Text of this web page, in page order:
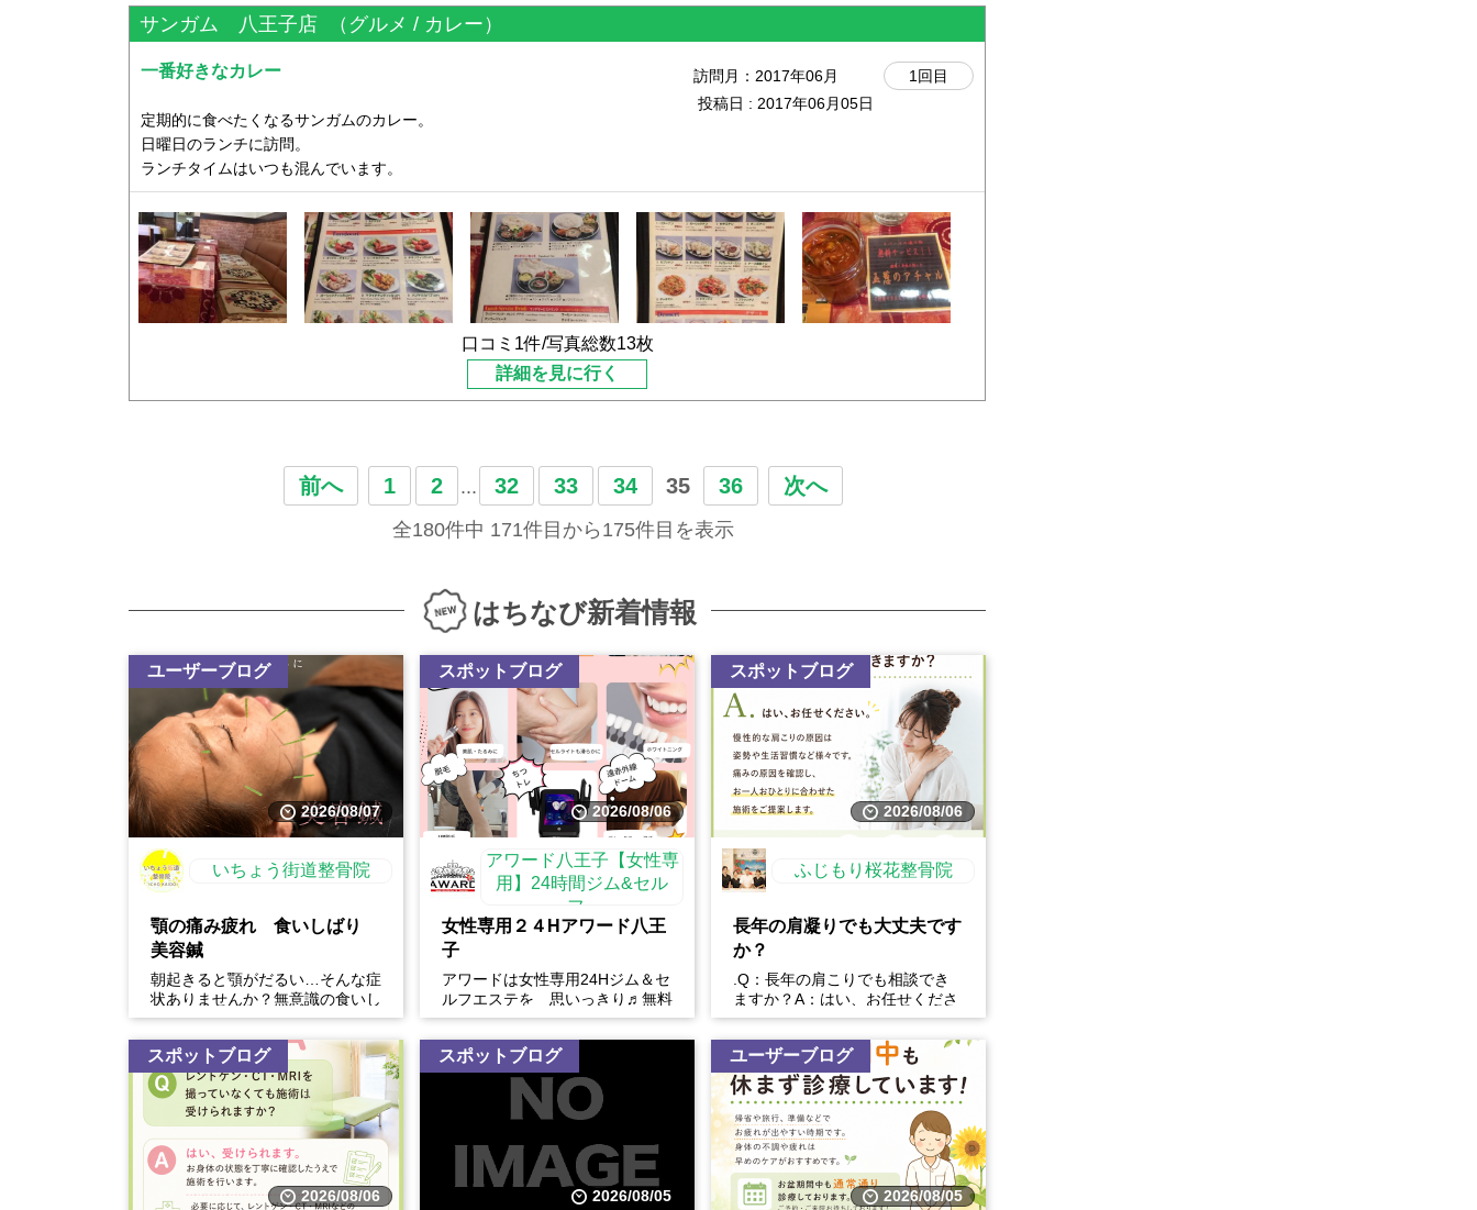
手軽に中華を食べたいときは良いと思います！
私は迷わず幸の木定食を注文。
＋100円でご飯を酵素玄米に変更できます。
た
ごはんだそうです。胃腸に負荷がかかりにくく、デトックス効果も高いそうで
す。香りもよく、もちもちしていてとっても美味しかったです。
お味噌汁は具沢山でとっても優しいお味でした。
おかずは、メインにズッキーニとじゃがいものフリッター、その他サラダ、な
すの煮びたし、ごぼうと人参の小鉢、きゅうりの漬物と、とっても大満足の内
容でした。
お店の方も姪に話しかけてくださったり、とても優しく温かく接してくださ
サンガム 八王子店 （グルメ / カレー）
一番好きなカレー 訪問月： 2017年06月
1回目
投稿日 : 2017年06月05日
定期的に食べたくなるサンガムのカレー。
日曜日のランチに訪問。
ランチタイムはいつも混んでいます。
ランチセットには選べるカレー、ナン、サフランライス、サラダ、ドリンクが
付き。など色んなセットがあります。
ナンとライスはお替り自由です。
私はいつもの、Bランチセットでバターチキンとシーフード。
それぞれ辛さが選べます。マイルド・普通・中辛・辛口・激辛。
いつもはバターチキンはマイルド、シーフードは普通。なんですが、
初挑戦の中辛はというと、、、
辛いけど美味しい！ですが、、食べ進めていくと辛さが残り、交互に食べてい
うどいいようです。セットドリンクのマンゴーラッシーが和らげてくれました
一緒に行った主人はマトンマサラとチキンマサラ。両方とも辛さは普通で。
+２００円でナンをチーズナンにしました。
チーズナンはモチモチでとっても美味しかったです。
ナンやライスはお替り自由ですが、大きいナンなので、おなかいっぱいでお替
りはできませんでした。ザンネン。。
またカレーが食べたくなったら伺います(^.^)
口コミ1件/写真総数13枚
詳細を見に行く
前へ 1 2 ... 32 33 34 35 36 次へ
全180件中 171件目から175件目を表示
はちなび新着情報
ユーザーブログ
2026/08/07
いちょう街道整骨院
顎の痛み疲れ 食いしばり
美容鍼
朝起きると顎がだるい…そんな症
状ありませんか？無意識の食いし
ばりは、顎の痛みや疲れだけでな
く、・フェイスラインの張...
スポットブログ
2026/08/06
アワード八王子【女性専
用】24時間ジム&セル
フ...
女性専用２４Hアワード八王
子
アワードは女性専用24Hジム＆セ
ルフエステを 思いっきり♬無料
体験開催中
スポットブログ
2026/08/06
ふじもり桜花整骨院
長年の肩凝りでも大丈夫です
か？
.Q：長年の肩こりでも相談でき
ますか？A：はい、お任せくださ
い。慢性的な肩こりの原因は姿勢
や生活習慣など様々です。...
スポットブログ
2026/08/06
スポットブログ
2026/08/05
ユーザーブログ
2026/08/05